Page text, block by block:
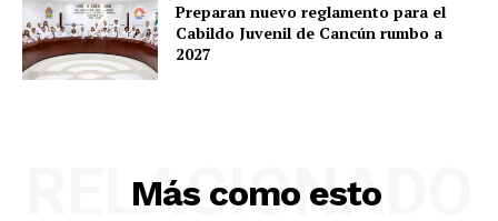
Preparan nuevo reglamento para el
Cabildo Juvenil de Cancún rumbo a
2027
Más como esto
RELACIONADO